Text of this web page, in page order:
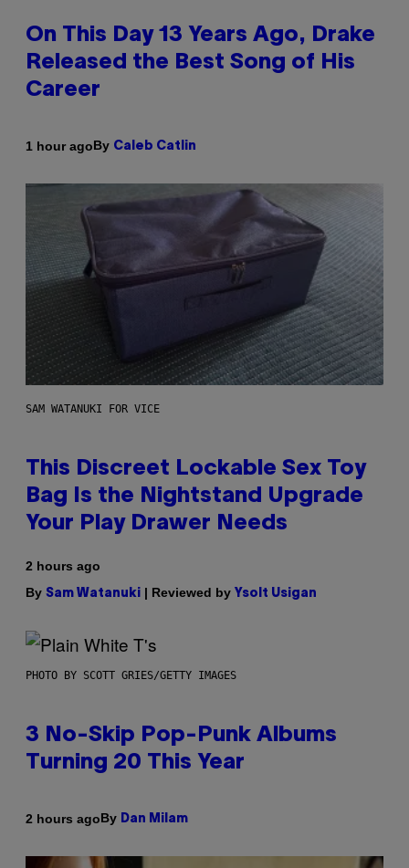
On This Day 13 Years Ago, Drake
Released the Best Song of His
Career
1 hour agoBy Caleb Catlin
SAM WATANUKI FOR VICE
This Discreet Lockable Sex Toy
Bag Is the Nightstand Upgrade
Your Play Drawer Needs
2 hours ago
By Sam Watanuki | Reviewed by Ysolt Usigan
PHOTO BY SCOTT GRIES/GETTY IMAGES
3 No-Skip Pop-Punk Albums
Turning 20 This Year
2 hours agoBy Dan Milam